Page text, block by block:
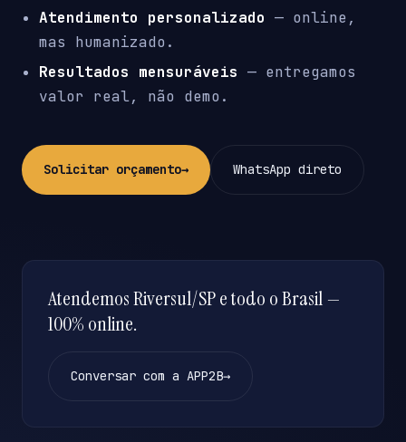
Atendimento personalizado — online,
mas humanizado.
Resultados mensuráveis — entregamos
valor real, não demo.
Solicitar orçamento→ WhatsApp direto
Atendemos Riversul/SP e todo o Brasil —
100% online.
Conversar com a APP2B→